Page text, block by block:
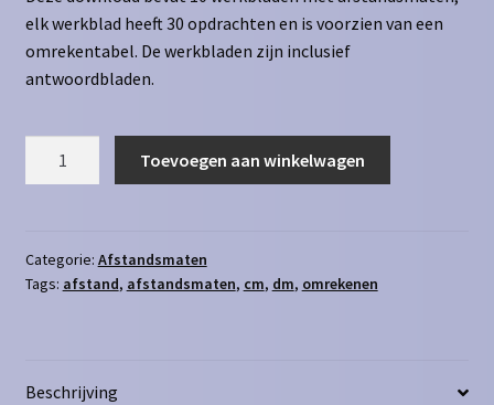
elk werkblad heeft 30 opdrachten en is voorzien van een
omrekentabel. De werkbladen zijn inclusief
antwoordbladen.
aantal
Toevoegen aan winkelwagen
Categorie: Afstandsmaten
Tags: afstand, afstandsmaten, cm, dm, omrekenen
Beschrijving